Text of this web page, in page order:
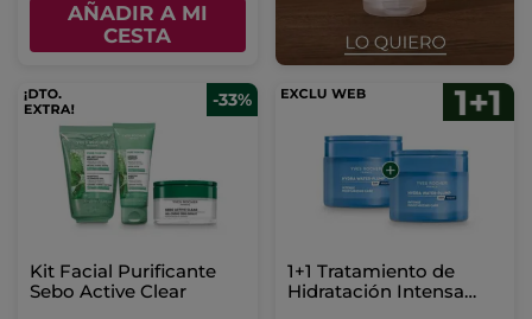
AÑADIR A MI
CESTA
-33%
Kit Facial Purificante
Sebo Active Clear
1+1 Tratamiento de
Hidratación Intensa